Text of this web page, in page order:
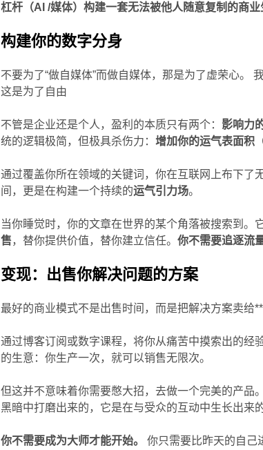
杠杆（AI /媒体）构建一套无法被他人随意复制的商业
构建你的数字分身
不要为了“做自媒体”而做自媒体，那是为了虚荣心。
这是为了自由
不管是企业还是个人，盈利的本质只有两个： 影响力
统的逻辑极简，但极具杀伤力：增加你的运气表面积
通过覆盖你所在领域的关键词，你在互联网上布下了
间，更是在构建一个持续的运气引力场。
当你睡觉时，你的文章在世界的某个角落被搜索到。
售，替你提供价值，替你建立信任。你不需要追逐流
变现：出售你解决问题的方案
最好的商业模式不是出售时间，而是把解决方案卖给
通过博客订阅或数字课程，将你从痛苦中摸索出的经
的生意：你生产一次，就可以销售无限次。
但这并不意味着你需要憋大招，去做一个完美的产品。
黑暗中打磨出来的，它是在与受众的互动中生长出来的
你不需要成为大师才能开始。
你只需要比昨天的自己